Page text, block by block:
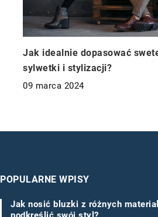
Jak idealnie dopasować
sylwetki i stylizacji?
09 marca 2024
POPULARNE WPISY
Jak nosić bluzki z różnych